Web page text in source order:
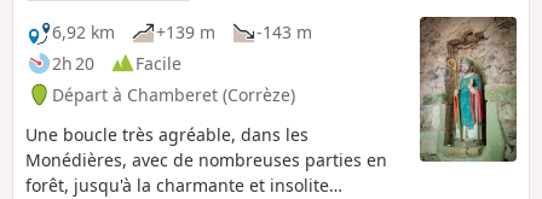
6,92 km
+139 m
-143 m
2h 20
Facile
Départ à Chamberet (Corrèze)
Une boucle très agréable, dans les
Monédières, avec de nombreuses parties en
forêt, jusqu'à la charmante et insolite